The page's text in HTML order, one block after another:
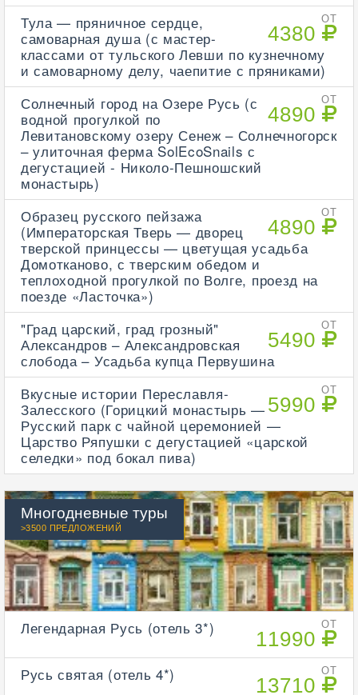
ОТ
4380
Тула — пряничное сердце,
самоварная душа (с мастер-
классами от тульского Левши по кузнечному
и самоварному делу, чаепитие с пряниками)
ОТ
4890
Солнечный город на Озере Русь (с
водной прогулкой по
Левитановскому озеру Сенеж – Солнечногорск
– улиточная ферма SolEcoSnails с
дегустацией - Николо-Пешношский
монастырь)
ОТ
4890
Образец русского пейзажа
(Императорская Тверь — дворец
тверской принцессы — цветущая усадьба
Домотканово, с тверским обедом и
теплоходной прогулкой по Волге, проезд на
поезде «Ласточка»)
ОТ
5490
"Град царский, град грозный"
Александров – Александровская
слобода – Усадьба купца Первушина
ОТ
5990
Вкусные истории Переславля-
Залесского (Горицкий монастырь —
Русский парк с чайной церемонией —
Царство Ряпушки с дегустацией «царской
селедки» под бокал пива)
Многодневные туры
>3500 ПРЕДЛОЖЕНИЙ
ОТ
11990
Легендарная Русь (отель 3*)
ОТ
13710
Русь святая (отель 4*)